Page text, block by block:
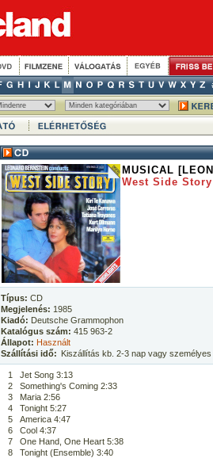
MUSICAL
West Side
Típus: CD
Megjelenés: 1985
Kiadó: Deutsche Grammophon
Katalógus szám: 415 963-2
Állapot: Használt
Szállítási idő: Kiszállítás kb. 2-3 nap vagy
1
Jet Song 3:13
2
Something's Coming 2:33
3
Maria 2:56
4
Tonight 5:27
5
America 4:47
6
Cool 4:37
7
One Hand, One Heart 5:38
8
Tonight (Ensemble) 3:40